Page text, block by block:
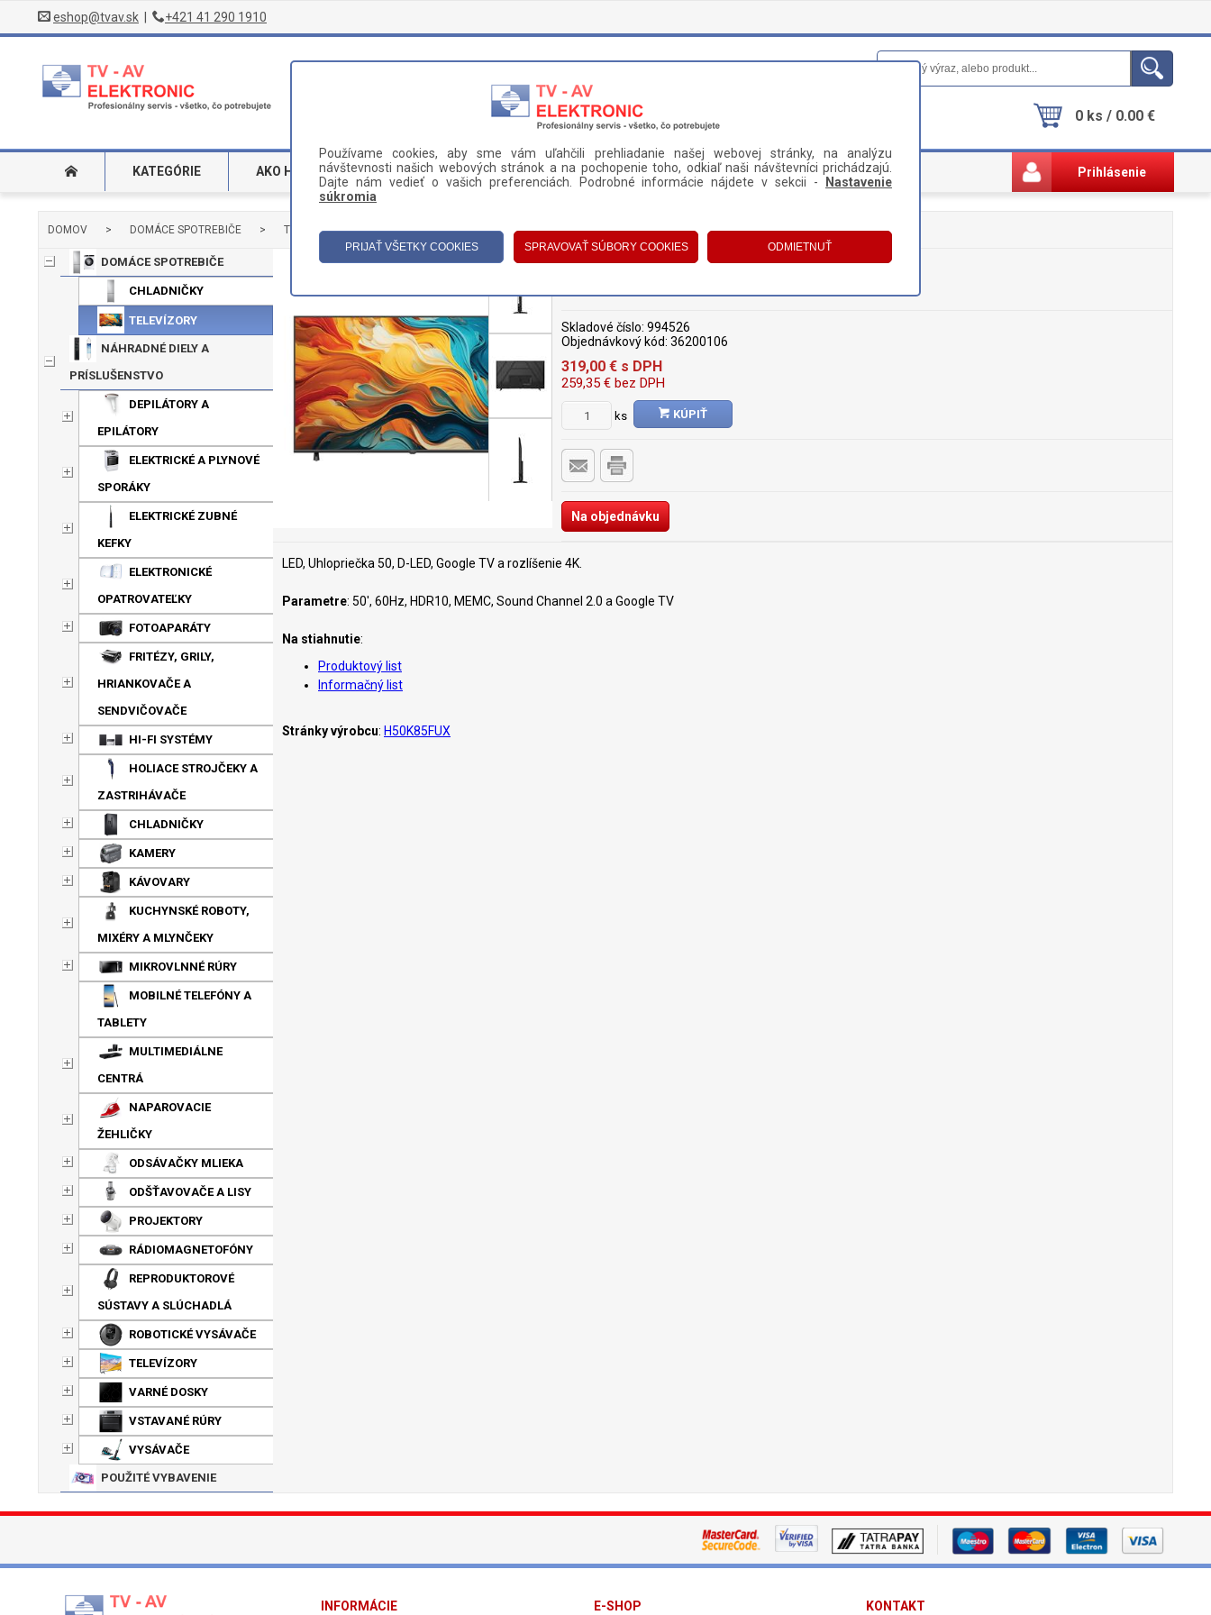
eshop@tvav.sk +421 41 290 1910
0 ks / 0.00 €
KATEGÓRIE AKO HĽADAŤ DODANIE A PLATBA KONTAKT Prihlásenie
DOMOV > DOMÁCE SPOTREBIČE > TELEVÍZORY > TELEVÍZOR HAIER H50K85FUX
DOMÁCE SPOTREBIČE
CHLADNIČKY
TELEVÍZORY
NÁHRADNÉ DIELY A
PRÍSLUŠENSTVO
DEPILÁTORY A
EPILÁTORY
ELEKTRICKÉ A PLYNOVÉ
SPORÁKY
ELEKTRICKÉ ZUBNÉ
KEFKY
ELEKTRONICKÉ
OPATROVATEĽKY
FOTOAPARÁTY
FRITÉZY, GRILY,
HRIANKOVAČE A
SENDVIČOVAČE
HI-FI SYSTÉMY
HOLIACE STROJČEKY A
ZASTRIHÁVAČE
CHLADNIČKY
KAMERY
KÁVOVARY
KUCHYNSKÉ ROBOTY,
MIXÉRY A MLYNČEKY
MIKROVLNNÉ RÚRY
MOBILNÉ TELEFÓNY A
TABLETY
MULTIMEDIÁLNE
CENTRÁ
NAPAROVACIE
ŽEHLIČKY
ODSÁVAČKY MLIEKA
ODŠŤAVOVAČE A LISY
PROJEKTORY
RÁDIOMAGNETOFÓNY
REPRODUKTOROVÉ
SÚSTAVY A SLÚCHADLÁ
ROBOTICKÉ VYSÁVAČE
TELEVÍZORY
VARNÉ DOSKY
VSTAVANÉ RÚRY
VYSÁVAČE
POUŽITÉ VYBAVENIE
Skladové číslo: 994526
Objednávkový kód: 36200106
319,00 € s DPH
259,35 € bez DPH
ks KÚPIŤ
Na objednávku
LED, Uhlopriečka 50, D-LED, Google TV a rozlíšenie 4K.
Parametre: 50', 60Hz, HDR10, MEMC, Sound Channel 2.0 a Google TV
Na stiahnutie:
Produktový list
Informačný list
Stránky výrobcu: H50K85FUX
INFORMÁCIE E-SHOP KONTAKT
Používame cookies, aby sme vám uľahčili prehliadanie našej webovej stránky, na analýzu
návštevnosti našich webových stránok a na pochopenie toho, odkiaľ naši návštevníci prichádzajú.
Dajte nám vedieť o vašich preferenciách. Podrobné informácie nájdete v sekcii -
Nastavenie
súkromia